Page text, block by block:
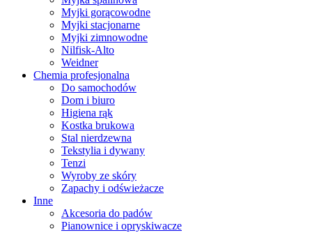
Myjki gorącowodne
Myjki stacjonarne
Myjki zimnowodne
Nilfisk-Alto
Weidner
Chemia profesjonalna
Do samochodów
Dom i biuro
Higiena rąk
Kostka brukowa
Stal nierdzewna
Tekstylia i dywany
Tenzi
Wyroby ze skóry
Zapachy i odświeżacze
Inne
Akcesoria do padów
Pianownice i opryskiwacze